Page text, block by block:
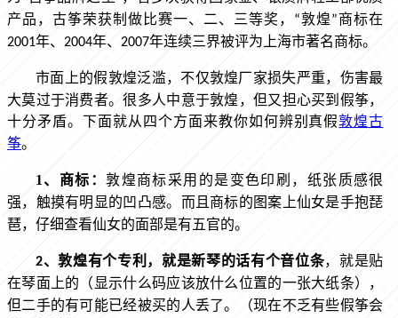
产品，古筝荣获制做比赛一、二、三等奖，“敦煌”商标在
2001年、2004年、2007年连续三界被评为上海市著名商标。
市面上的假敦煌泛滥， 不仅敦煌厂家损失严重，伤害最
大莫过于消费者。很多人中意于敦煌，但又担心买到假筝，
十分矛盾。
下面就从四个方面来教你如何辨别真假敦煌古
筝。
1、 商标：敦煌商标采用的是变色印刷，纸张质感很
强，触摸有明显的凹凸感。而且商标的图案上仙女是手抱琵
琶，仔细查看仙女的面部是有五官的。
2、敦煌有个专利，就是新琴的话有个音位条，就是贴
在琴面上的（显示什么码应该放什么位置的一张大纸条），
但二手的有可能已经被买的人丢了。
（现在不乏有些假筝会